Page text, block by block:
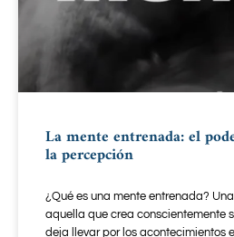
La mente entrenada: el
la percepción
¿Qué es una mente entrenada?
aquella que crea conscientemente
deja llevar por los acontecimientos